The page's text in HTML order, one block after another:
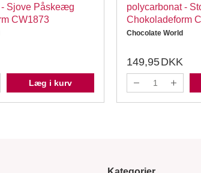
Sjove Påskeæg
CW1873
Læg i kurv
polycarbonat -
Chokoladeform
Chocolate World
149,95DKK